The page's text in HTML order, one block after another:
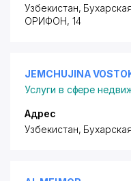
Узбекистан,
ОРИФОН, 14
JEMCHUJINA
Услуги в сфере
Адрес
Узбекистан,